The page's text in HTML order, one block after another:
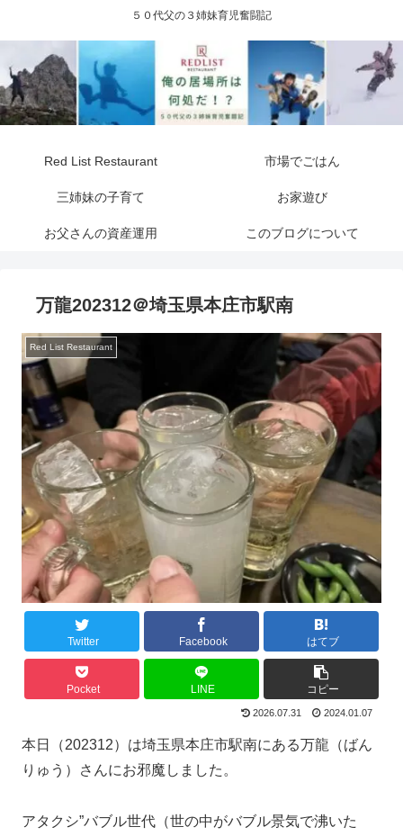
５０代父の３姉妹育児奮闘記
Red List Restaurant 市場でごはん
三姉妹の子育て お家遊び
お父さんの資産運用 このブログについて
万龍202312＠埼玉県本庄市駅南
Red List Restaurant
Twitter Facebook はてブ
Pocket LINE コピー
2026.07.31 2024.01.07
本日（202312）は埼玉県本庄市駅南にある万龍（ばん
りゅう）さんにお邪魔しました。
アタクシ”バブル世代（世の中がバブル景気で沸いた